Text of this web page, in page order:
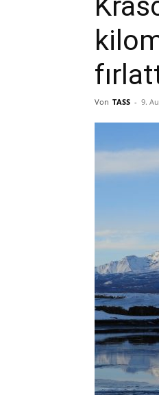
Von TASS - 9.